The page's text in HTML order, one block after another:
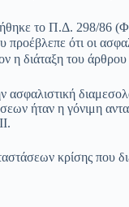
το Π.Δ. 298/86
ότι οι
η διάταξη του
ασφαλιστική
ήταν η γόνιμη
κρίσης που